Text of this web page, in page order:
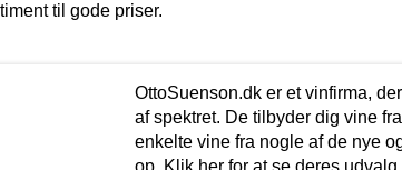
til gode priser.
OttoSuenson.dk er et vinfirma,
af spektret. De tilbyder dig vine
enkelte vine fra nogle af de nye
op. Klik her for at se deres udvalg.